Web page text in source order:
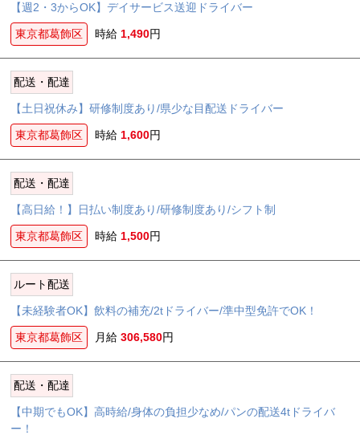
【週2・3からOK】デイサービス送迎ドライバー
東京都葛飾区 時給 1,490円
配送・配達
【土日祝休み】研修制度あり/県少な目配送ドライバー
東京都葛飾区 時給 1,600円
配送・配達
【高日給！】日払い制度あり/研修制度あり/シフト制
東京都葛飾区 時給 1,500円
ルート配送
【未経験者OK】飲料の補充/2tドライバー/準中型免許でOK！
東京都葛飾区 月給306,580円
配送・配達
【中期でもOK】高時給/身体の負担少なめ/パンの配送4tドライバ
ー！